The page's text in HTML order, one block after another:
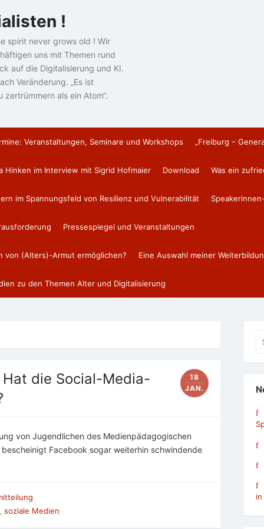
!
spirit never grows old ! Wir
uns mit Themen rund
auf die Digitalisierung und KI.
Veränderung. „Es ist
als ein Atom“.
Veranstaltungen, Seminare und Workshops „Freiburg –
Hinken im Interview mit Sigrid Hofmaier Download Was ein
im Spannungsfeld von Resilienz und Vulnerabilität
Pressespiegel und Veranstaltungen
von (Alters)-Armut ermöglichen? Eine Auswahl meiner
zu den Themen Alter und Digitalisierung
die Social-Media-
18
JAN.
von Jugendlichen des Medienpädagogischen
Facebook sogar weiterhin schwindende
, soziale Medien